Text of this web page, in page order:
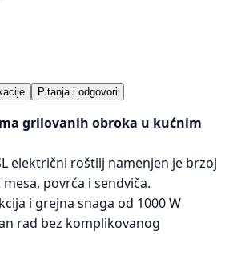
Pitanja i odgovori
grilovanih obroka u kućnim
električni roštilj namenjen je brzoj
povrća i sendviča.
i grejna snaga od 1000 W
rad bez komplikovanog